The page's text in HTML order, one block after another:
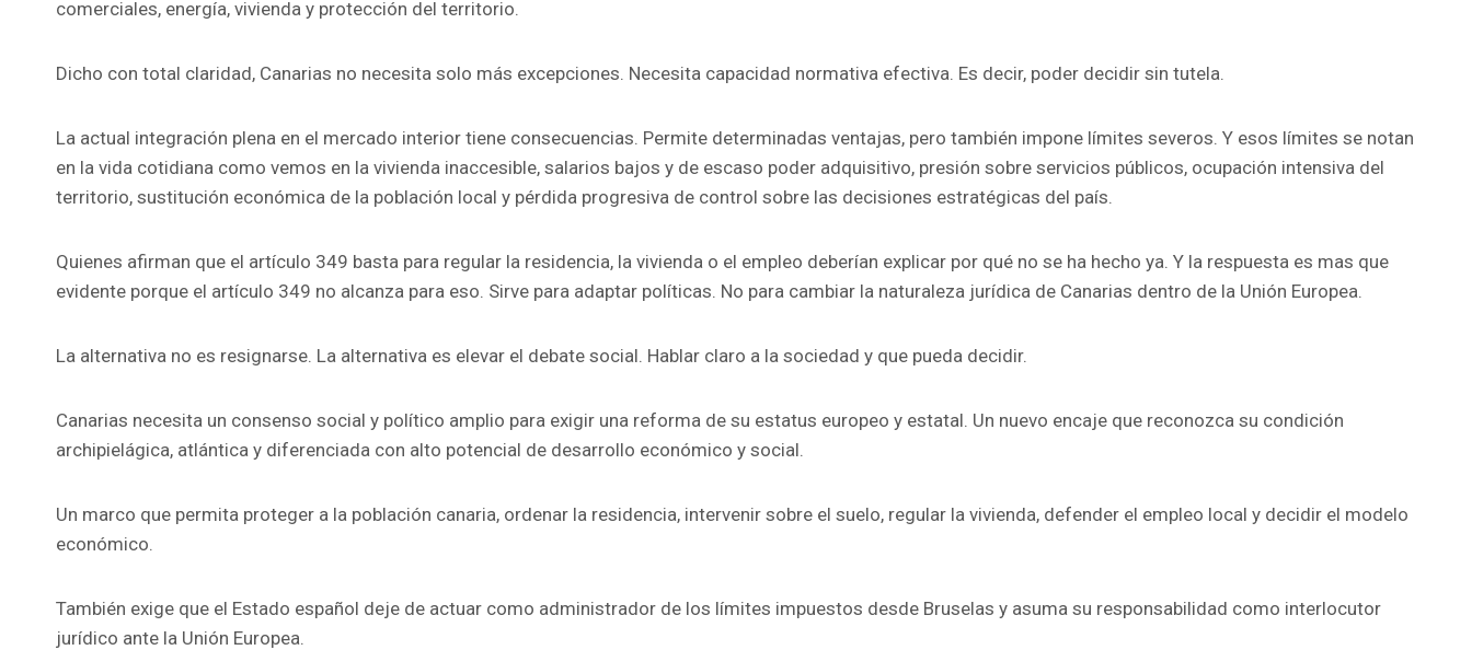
comerciales, energía, vivienda y protección del territorio.
Dicho con total claridad, Canarias no necesita solo más excepciones. Necesita capacidad normativa efectiva. Es decir, poder decidir sin tutela.
La actual integración plena en el mercado interior tiene consecuencias. Permite determinadas ventajas, pero también impone límites severos. Y esos límites se notan
en la vida cotidiana como vemos en la vivienda inaccesible, salarios bajos y de escaso poder adquisitivo, presión sobre servicios públicos, ocupación intensiva del
territorio, sustitución económica de la población local y pérdida progresiva de control sobre las decisiones estratégicas del país.
Quienes afirman que el artículo 349 basta para regular la residencia, la vivienda o el empleo deberían explicar por qué no se ha hecho ya. Y la respuesta es mas que
evidente porque el artículo 349 no alcanza para eso. Sirve para adaptar políticas. No para cambiar la naturaleza jurídica de Canarias dentro de la Unión Europea.
La alternativa no es resignarse. La alternativa es elevar el debate social. Hablar claro a la sociedad y que pueda decidir.
Canarias necesita un consenso social y político amplio para exigir una reforma de su estatus europeo y estatal. Un nuevo encaje que reconozca su condición
archipielágica, atlántica y diferenciada con alto potencial de desarrollo económico y social.
Un marco que permita proteger a la población canaria, ordenar la residencia, intervenir sobre el suelo, regular la vivienda, defender el empleo local y decidir el modelo
económico.
También exige que el Estado español deje de actuar como administrador de los límites impuestos desde Bruselas y asuma su responsabilidad como interlocutor
jurídico ante la Unión Europea.